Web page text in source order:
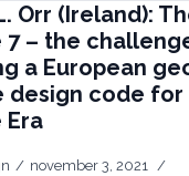
Orr (Ireland):
7 – the
a European
design code for
Era
november 3, 2021